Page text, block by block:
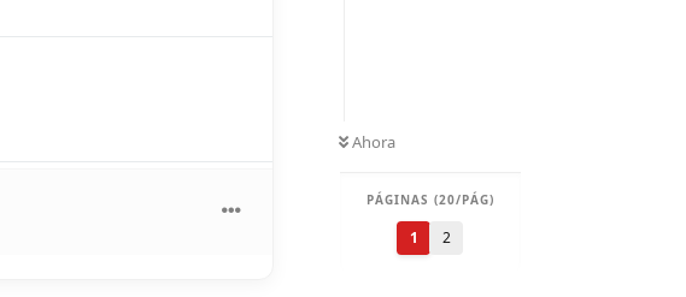
Ahora
PÁGINAS (20/PÁG)
1 2